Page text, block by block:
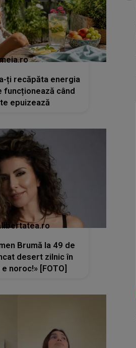
ți recăpăta energia
funcționează când
epuizează
Brumă la 49 de
desert zilnic în
noroc!» [FOTO]